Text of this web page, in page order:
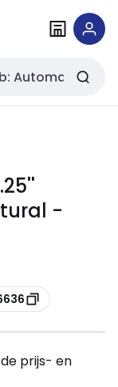
-
prijs- en